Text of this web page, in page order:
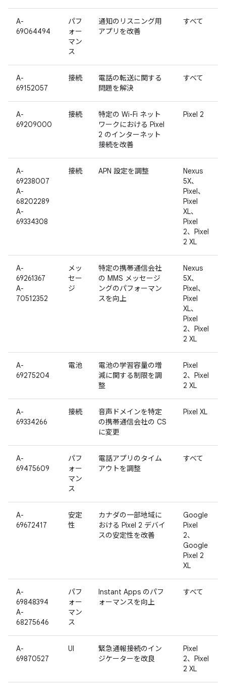
A-
69064494
パフ
ォー
マン
ス
通知のリスニング用
アプリを改善
すべて
A-
69152057
接続
電話の転送に関する
問題を解決
すべて
A-
69209000
接続
特定の Wi-Fi ネット
ワークにおける Pixel
2 のインターネット
接続を改善
Pixel 2
A-
69238007
A-
68202289
A-
69334308
接続 APN 設定を調整
Nexus
5X、
Pixel、
Pixel
XL、
Pixel
2、Pixel
2 XL
A-
69261367
A-
70512352
メッ
セー
ジ
特定の携帯通信会社
の MMS メッセージ
ングのパフォーマン
スを向上
Nexus
5X、
Pixel、
Pixel
XL、
Pixel
2、Pixel
2 XL
A-
69275204
電池
電池の学習容量の増
減に関する制限を調
整
Pixel
2、Pixel
2 XL
A-
69334266
接続
音声ドメインを特定
の携帯通信会社の CS
に変更
Pixel XL
A-
69475609
パフ
ォー
マン
ス
電話アプリのタイム
アウトを調整
すべて
A-
69672417
安定
性
カナダの一部地域に
おける Pixel 2 デバイ
スの安定性を改善
Google
Pixel
2、
Google
Pixel 2
XL
A-
69848394
A-
68275646
パフ
ォー
マン
ス
Instant Apps のパフ
ォーマンスを向上
すべて
A-
69870527
UI
緊急通報接続のイン
ジケーターを改良
Pixel
2、Pixel
2 XL